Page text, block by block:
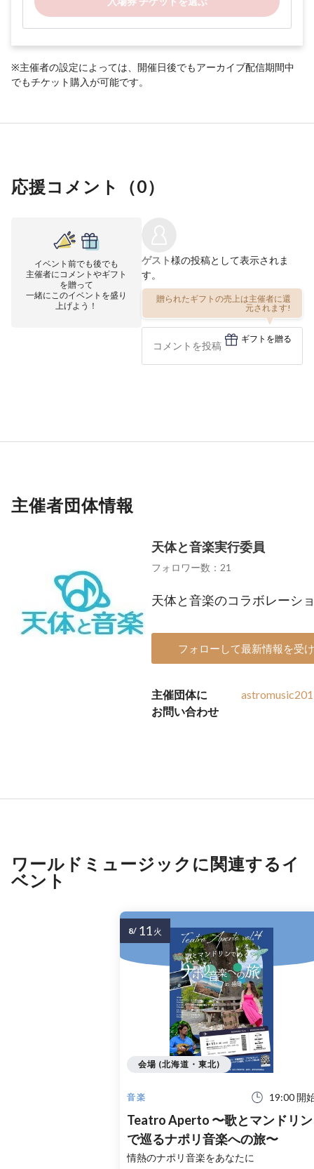
※主催者の設定によっては、開催日後でもアーカイブ配信期間中
でもチケット購入が可能です。
応援コメント（0）
イベント前でも後でも
主催者にコメントやギフト
を贈って
一緒にこのイベントを盛り
上げよう！
ゲスト様の投稿として表示されま
す。
贈られたギフトの売上は主催者に還
元されます!
ギフトを贈る
主催者団体情報
天体と音楽実行委員
フォロワー数：21
天体と音楽のコラボレーシ
フォローして最新情報を受
主催団体に
お問い合わせ
ワールドミュージックに関連するイ
ベント
音楽 19:00 開
Teatro Aperto 〜歌とマンドリン
で巡るナポリ音楽への旅〜
情熱のナポリ音楽をあなたに
会場 (北海道・東北)
8/ 11 火